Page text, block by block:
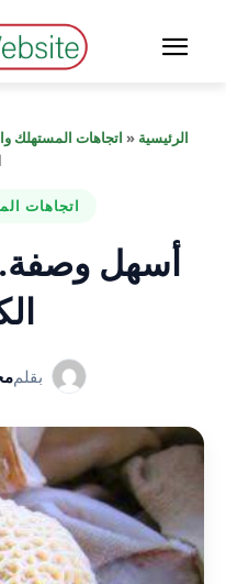
الرئيسية « اتجاهات المستهلك
اتجاهات
أسهل
بقلم